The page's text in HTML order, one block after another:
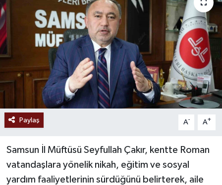
Paylaş A- A+
Samsun İl Müftüsü Seyfullah Çakır, kentte Roman
vatandaşlara yönelik nikah, eğitim ve sosyal
yardım faaliyetlerinin sürdüğünü belirterek, aile